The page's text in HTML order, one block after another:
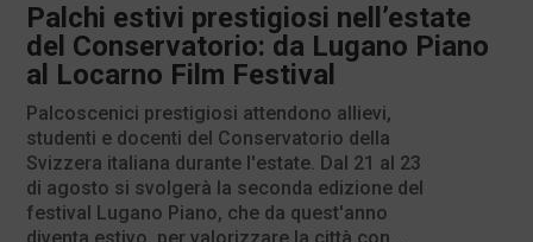
Palchi estivi prestigiosi nell’estate
del Conservatorio: da Lugano Piano
al Locarno Film Festival
Palcoscenici prestigiosi attendono allievi,
studenti e docenti del Conservatorio della
Svizzera italiana durante l'estate. Dal 21 al 23
di agosto si svolgerà la seconda edizione del
festival Lugano Piano, che da quest'anno